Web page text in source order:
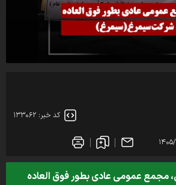
کد خبر: ۱۳۳۰۶۲
۱۵
مجمع عمومی عادی بطور فوق العاده